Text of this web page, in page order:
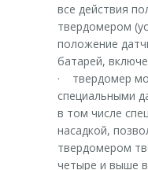
все действия
твердомером
положение
батарей,
· твердомер
специальными
в том числе
насадкой,
твердомером
четыре и выше